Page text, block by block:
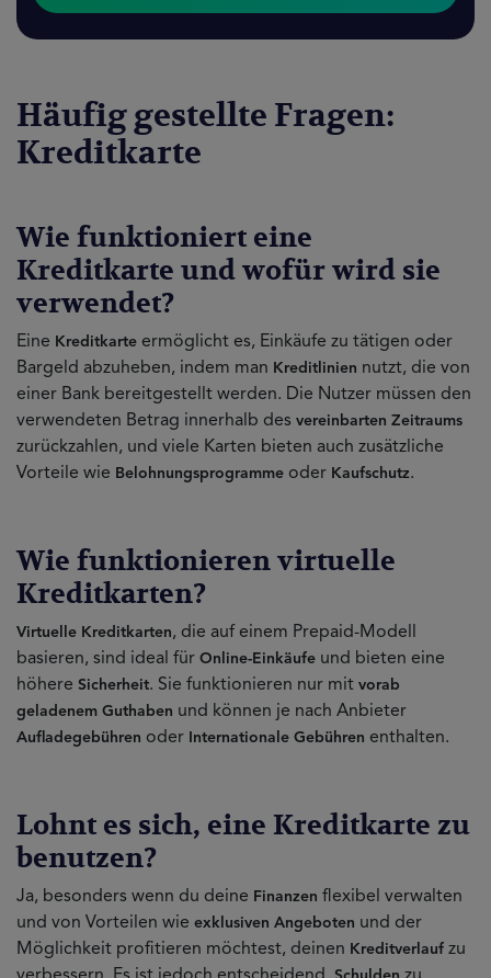
Häufig gestellte Fragen:
Kreditkarte
Wie funktioniert eine
Kreditkarte und wofür wird sie
verwendet?
Eine Kreditkarte ermöglicht es, Einkäufe zu tätigen oder
Bargeld abzuheben, indem man Kreditlinien nutzt, die von
einer Bank bereitgestellt werden. Die Nutzer müssen den
verwendeten Betrag innerhalb des vereinbarten Zeitraums
zurückzahlen, und viele Karten bieten auch zusätzliche
Vorteile wie Belohnungsprogramme oder Kaufschutz.
Wie funktionieren virtuelle
Kreditkarten?
Virtuelle Kreditkarten, die auf einem Prepaid-Modell
basieren, sind ideal für Online-Einkäufe und bieten eine
höhere Sicherheit. Sie funktionieren nur mit vorab
geladenem Guthaben und können je nach Anbieter
Aufladegebühren oder Internationale Gebühren enthalten.
Lohnt es sich, eine Kreditkarte zu
benutzen?
Ja, besonders wenn du deine Finanzen flexibel verwalten
und von Vorteilen wie exklusiven Angeboten und der
Möglichkeit profitieren möchtest, deinen Kreditverlauf zu